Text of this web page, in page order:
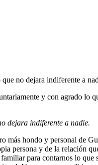
no dejara indiferente a
y con agrado lo
dejara indiferente a nadie.
más hondo y personal de
persona y de la relación
para contarnos lo